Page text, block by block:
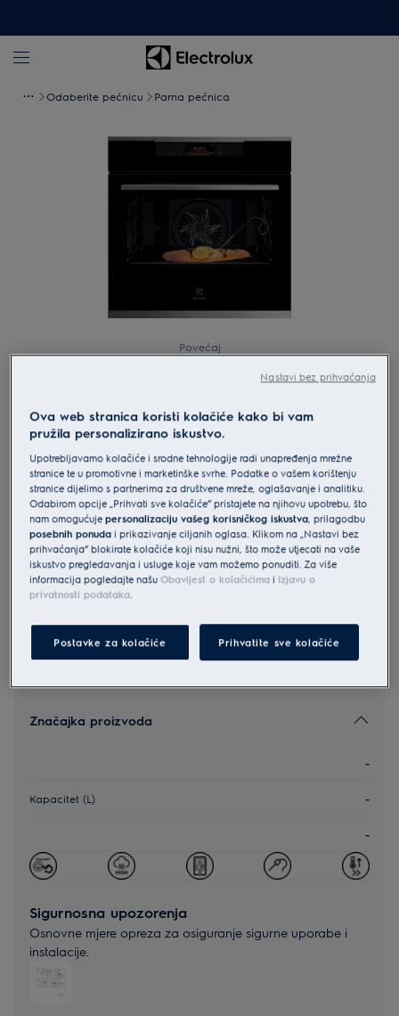
Odaberite pećnicu Parna pećnica
Povećaj
KOBBS39WX
Electrolux 800 SteamBoost
ugradbena pećnica
4.9 (422)
Informacijski list proizvoda
Sigurnosne upute i sigurnosna upozorenja prema EU
regulativi 2023/988 navedeni su u poglavljima 1 i 2
korisničkog priručnika. Za sigurno korištenje proizvoda
Značajka proizvoda
-
Kapacitet (L) -
-
Sigurnosna upozorenja
Osnovne mjere opreza za osiguranje sigurne uporabe i
instalacije.
Ova web stranica koristi kolačiće kako bi vam
pružila personalizirano iskustvo.
Upotrebljavamo kolačiće i srodne tehnologije radi unapređenja mrežne
stranice te u promotivne i marketinške svrhe. Podatke o vašem korištenju
stranice dijelimo s partnerima za društvene mreže, oglašavanje i analitiku.
Odabirom opcije „Prihvati sve kolačiće” pristajete na njihovu upotrebu, što
nam omogućujepersonalizaciju vašeg korisničkog iskustva, prilagodbu
posebnih ponuda i prikazivanje ciljanih oglasa. Klikom na „Nastavi bez
prihvaćanja” blokirate kolačiće koji nisu nužni, što može utjecati na vaše
iskustvo pregledavanja i usluge koje vam možemo ponuditi. Za više
informacija pogledajte našuObavijest o kolačićima i Izjavu o
privatnosti podataka.
Postavke za kolačiće Prihvatite sve kolačiće
Nastavi bez prihvaćanja